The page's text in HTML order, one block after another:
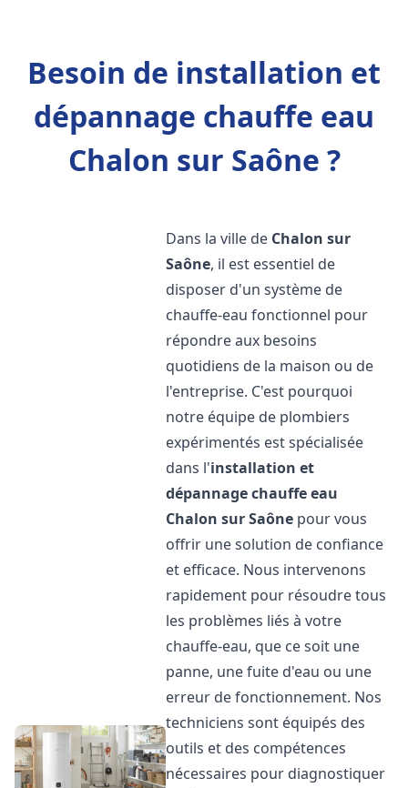
Besoin de installation et
dépannage chauffe eau
Chalon sur Saône ?
Dans la ville de Chalon sur
Saône, il est essentiel de
disposer d'un système de
chauffe-eau fonctionnel pour
répondre aux besoins
quotidiens de la maison ou de
l'entreprise. C'est pourquoi
notre équipe de plombiers
expérimentés est spécialisée
dans l'installation et
dépannage chauffe eau
Chalon sur Saône pour vous
offrir une solution de confiance
et efficace. Nous intervenons
rapidement pour résoudre tous
les problèmes liés à votre
chauffe-eau, que ce soit une
panne, une fuite d'eau ou une
erreur de fonctionnement. Nos
techniciens sont équipés des
outils et des compétences
nécessaires pour diagnostiquer